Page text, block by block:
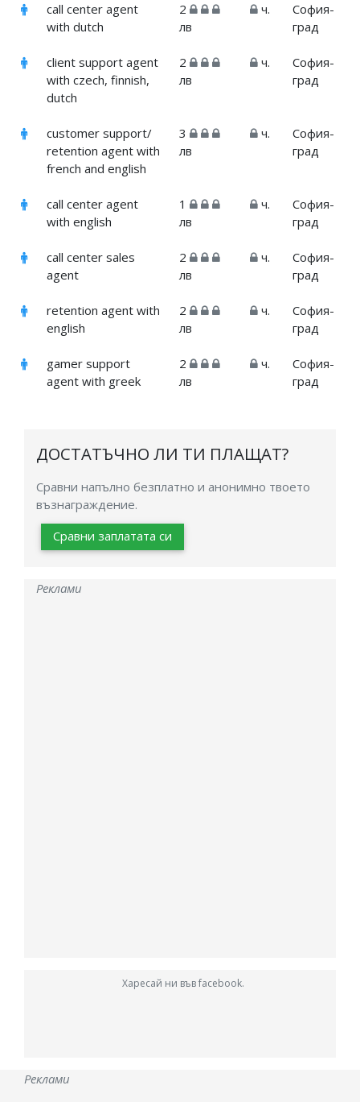
call center agent
with dutch
2
лв
ч.
София-
град
client support agent
with czech, finnish,
dutch
2
лв
ч.
София-
град
customer support/
retention agent with
french and english
3
лв
ч.
София-
град
call center agent
with english
1
лв
ч.
София-
град
call center sales
agent
2
лв
ч.
София-
град
retention agent with
english
2
лв
ч.
София-
град
gamer support
agent with greek
2
лв
ч.
София-
град
ДОСТАТЪЧНО ЛИ ТИ ПЛАЩАТ?
Сравни напълно безплатно и анонимно твоето
възнаграждение.
Сравни заплатата си
Реклами
Харесай ни във facebook.
Реклами